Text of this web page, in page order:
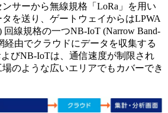
サーから無線規格「LoRa」を用い
を送り、ゲートウェイからはLPWA
回線規格の一つNB-IoT (Narrow Band-
経由でクラウドにデータを収集する
びNB-IoTは、通信速度が制限され
のような広いエリアでもカバーでき